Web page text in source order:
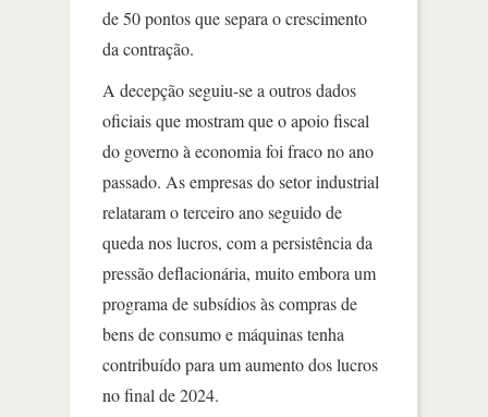
de 50 pontos que separa o crescimento
da contração.
A decepção seguiu-se a outros dados
oficiais que mostram que o apoio fiscal
do governo à economia foi fraco no ano
passado. As empresas do setor industrial
relataram o terceiro ano seguido de
queda nos lucros, com a persistência da
pressão deflacionária, muito embora um
programa de subsídios às compras de
bens de consumo e máquinas tenha
contribuído para um aumento dos lucros
no final de 2024.